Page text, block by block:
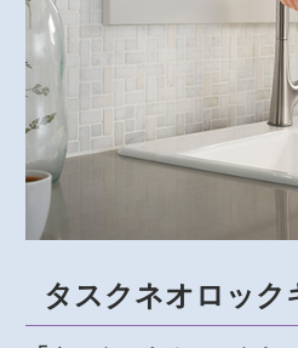
タスクネオロック